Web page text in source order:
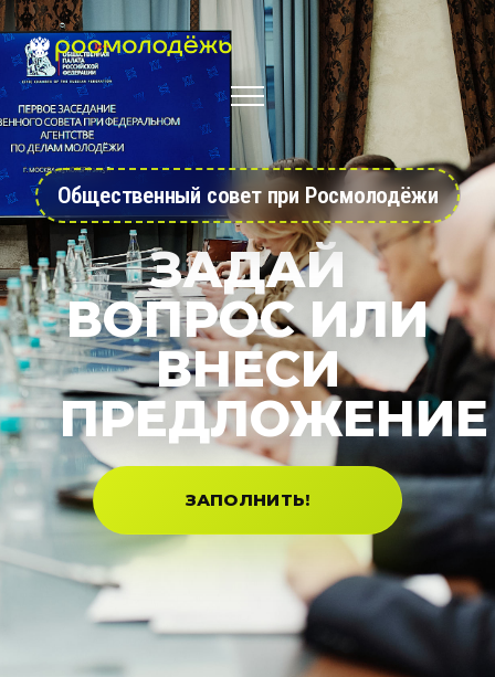
Общественный совет при Росмолодёжи
ЗАДАЙ
ВОПРОС ИЛИ
ВНЕСИ
ПРЕДЛОЖЕНИЕ
ЗАПОЛНИТЬ!